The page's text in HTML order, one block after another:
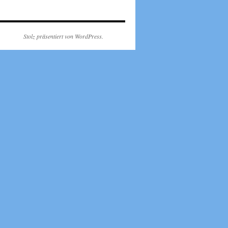
Stolz präsentiert von WordPress.